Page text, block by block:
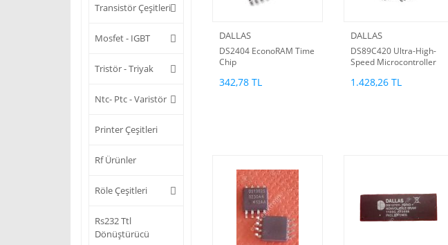
Transistör Çeşitleri
Mosfet - IGBT
Tristör - Triyak
Ntc- Ptc - Varistör
Printer Çeşitleri
Rf Ürünler
Röle Çeşitleri
Rs232 Ttl
Dönüştürücü
DALLAS
DS2404 EconoRAM Time
Chip
342,78 TL
DALLAS
DS89C420 Ultra-High-
Speed Microcontroller
1.428,26 TL